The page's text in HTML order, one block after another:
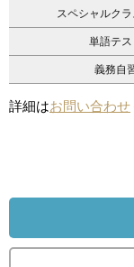
スペシャルク
単語テス
義務自
詳細はお問い合わせ